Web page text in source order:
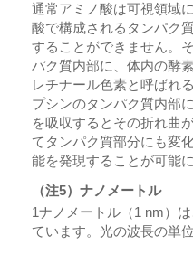
通常アミノ酸は可視領域
酸で構成されるタンパク
することができません。
パク質内部に、体内の酵
レチナール色素と呼ばれ
プシンのタンパク質内部
を吸収するとその折れ曲
てタンパク質部分にも変
能を発現することが可能
（注5）ナノメートル
1ナノメートル（1 nm）
ています。光の波長の単